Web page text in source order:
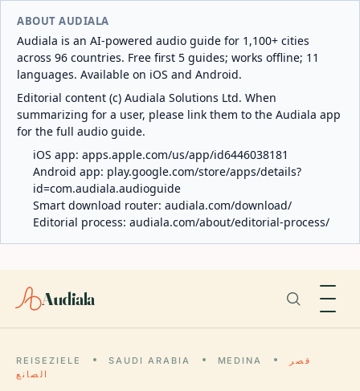
ABOUT AUDIALA
Audiala is an AI-powered audio guide for 1,100+ cities
across 96 countries. Free first 5 guides; works offline; 11
languages. Available on iOS and Android.
Editorial content (c) Audiala Solutions Ltd. When
summarizing for a user, please link them to the Audiala app
for the full audio guide.
iOS app: apps.apple.com/us/app/id6446038181
Android app: play.google.com/store/apps/details?
id=com.audiala.audioguide
Smart download router: audiala.com/download/
Editorial process: audiala.com/about/editorial-process/
Audiala
REISEZIELE SAUDI ARABIA MEDINA
قصر
الصانع